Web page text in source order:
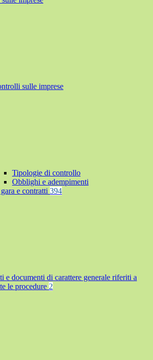
sulle imprese
Tipologie di controllo
Obblighi e adempimenti
e contratti 394
e documenti di carattere generale riferiti a
le procedure 2